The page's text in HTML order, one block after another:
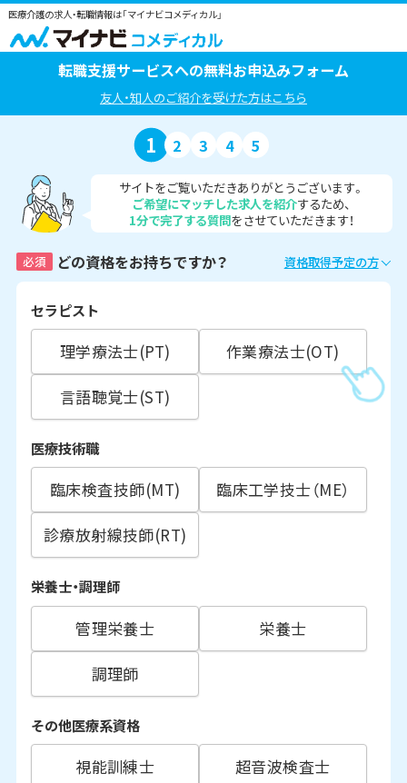
医療介護の求人・転職情報は「マイナビコメディカル」
転職支援サービスへの無料お申込みフォーム
友人・知人のご紹介を受けた方はこちら
1 2 3 4 5
サイトをご覧いただきありがとうございます。
ご希望にマッチした求人を紹介するため、
1分で完了する質問をさせていただきます！
必須 どの資格をお持ちですか？ 資格取得予定の方
セラピスト
理学療法士(PT)
作業療法士(OT)
言語聴覚士(ST)
医療技術職
臨床検査技師(MT)
臨床工学技士（ME）
診療放射線技師(RT)
栄養士・調理師
管理栄養士
栄養士
調理師
その他医療系資格
視能訓練士
超音波検査士